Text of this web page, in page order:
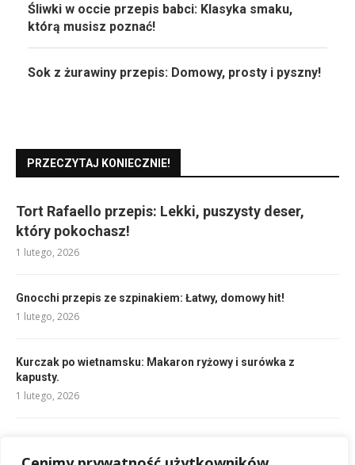
Śliwki w occie przepis babci: Klasyka smaku,
którą musisz poznać!
Sok z żurawiny przepis: Domowy, prosty i pyszny!
PRZECZYTAJ KONIECZNIE!
Tort Rafaello przepis: Lekki, puszysty deser,
który pokochasz!
1 lutego, 2026
Gnocchi przepis ze szpinakiem: Łatwy, domowy hit!
1 lutego, 2026
Kurczak po wietnamsku: Makaron ryżowy i surówka z
kapusty.
1 lutego, 2026
1 lutego, 2026